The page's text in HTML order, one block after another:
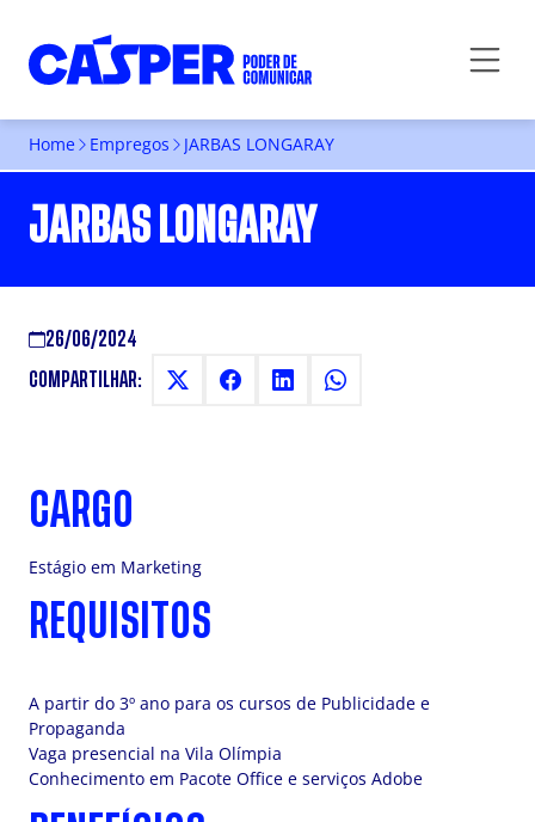
Home Empregos JARBAS LONGARAY
JARBAS LONGARAY
26/06/2024
COMPARTILHAR:
CARGO
Estágio em Marketing
REQUISITOS
A partir do 3º ano para os cursos de Publicidade e
Propaganda
Vaga presencial na Vila Olímpia
Conhecimento em Pacote Office e serviços Adobe